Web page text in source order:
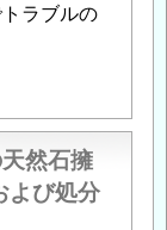
ラブルの
然石擁
よび処分